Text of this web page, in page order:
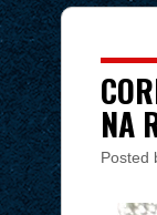
NA
Posted